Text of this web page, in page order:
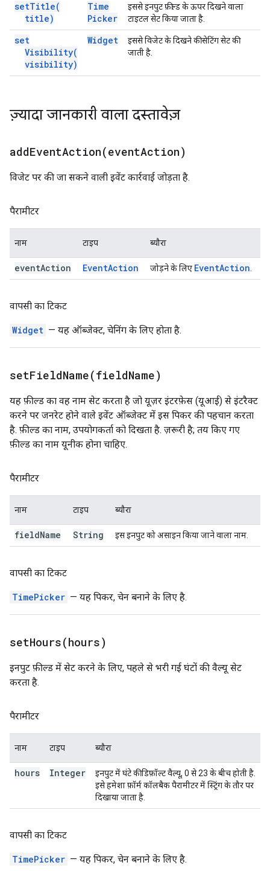
setTitle(
title)
Time
Picker
इससे इनपुट फ़ील्ड के ऊपर दिखने वाला
टाइटल सेट किया जाता है.
set
Visibility(
visibility)
Widget
इससे विजेट के दिखने की सेटिंग सेट की
जाती है.
ज़्यादा जानकारी वाला दस्तावेज़
addEventAction(eventAction)
विजेट पर की जा सकने वाली इवेंट कार्रवाई जोड़ता है.
पैरामीटर
नाम टाइप ब्यौरा
eventAction EventAction जोड़ने के लिए EventAction
वापसी का टिकट
Widget — यह ऑब्जेक्ट, चेनिंग के लिए होता है.
setFieldName(fieldName)
यह फ़ील्ड का वह नाम सेट करता है जो यूज़र इंटरफ़ेस (यूआई) से इंटरैक्ट
करने पर जनरेट होने वाले इवेंट ऑब्जेक्ट में इस पिकर की पहचान करता
है. फ़ील्ड का नाम, उपयोगकर्ता को दिखता है. ज़रूरी है; तय किए गए
फ़ील्ड का नाम यूनीक होना चाहिए.
पैरामीटर
नाम टाइप ब्यौरा
fieldName String इस इनपुट को असाइन किया जाने वाला नाम.
वापसी का टिकट
TimePicker — यह पिकर, चेन बनाने के लिए है.
setHours(hours)
इनपुट फ़ील्ड में सेट करने के लिए, पहले से भरी गई घंटों की वैल्यू सेट
करता है.
पैरामीटर
नाम टाइप ब्यौरा
hours Integer
इनपुट में घंटे की डिफ़ॉल्ट वैल्यू, 0 से 23 के बीच होती है.
इसे हमेशा फ़ॉर्म कॉलबैक पैरामीटर में स्ट्रिंग के तौर पर
दिखाया जाता है.
वापसी का टिकट
TimePicker — यह पिकर, चेन बनाने के लिए है.